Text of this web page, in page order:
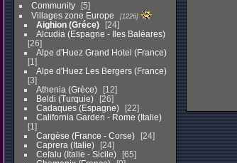
Community
5
Villages zone Europe
1226
Aighion (Gréce)
24
Alcudia (Espagne - Iles Baléares)
26
Alpe d'Huez Grand Hotel (France)
1
Alpe d'Huez Les Bergers (France)
3
Athenia (Grèce)
12
Beldi (Turquie)
26
Cadaques (Espagne)
22
California Garden - Rome (Italie)
1
Cargèse (France - Corse)
24
Caprera (Italie)
24
Cefalu (Italie - Sicile)
65